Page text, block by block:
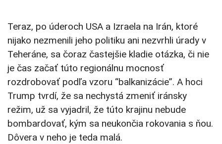
Teraz, po úderoch USA a Izraela na Irán, ktoré
nijako nezmenili jeho politiku ani nezvrhli úrady v
Teheráne, sa čoraz častejšie kladie otázka, či nie
je čas začať túto regionálnu mocnosť
rozdrobovať podľa vzoru “balkanizácie”. A hoci
Trump tvrdí, že sa nechystá zmeniť iránsky
režim, už sa vyjadril, že túto krajinu nebude
bombardovať, kým sa neukončia rokovania s ňou.
Dôvera v neho je teda malá.